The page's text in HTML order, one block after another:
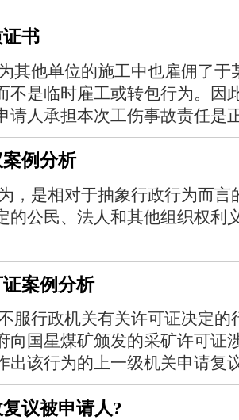
书
其他单位的施工中也雇佣了
不是临时雇工或转包行为。因
请人承担本次工伤事故责任是
例分析
，是相对于抽象行政行为而
的公民、法人和其他组织权利
案例分析
服行政机关有关许可证决定
向国星煤矿颁发的采矿许可证
出该行为的上一级机关申请复
议被申请人?